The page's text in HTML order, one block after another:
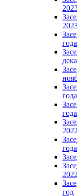
года
года
года
года
год